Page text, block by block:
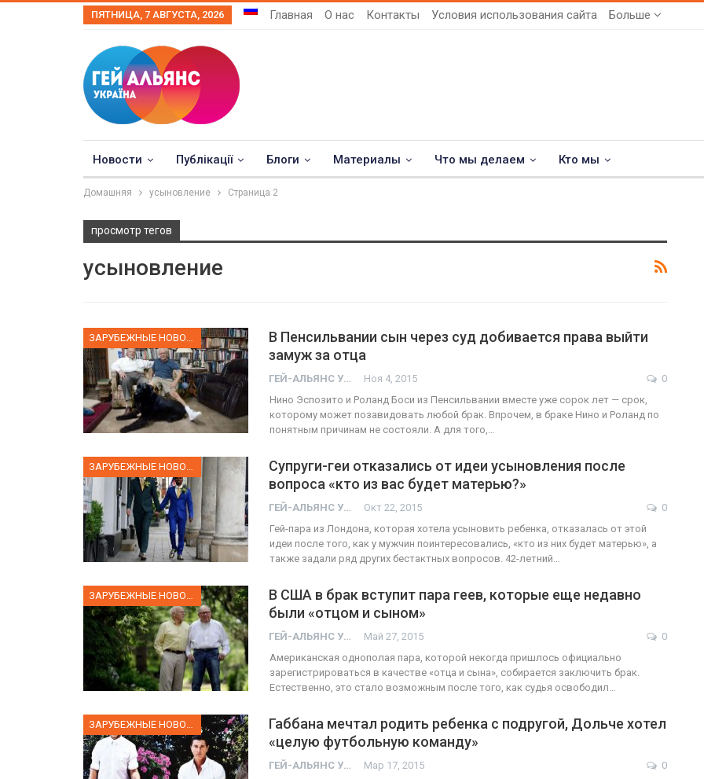
ПЯТНИЦА, 7 АВГУСТА, 2026 Главная О нас Контакты Условия использования сайта Больше
Новости Публікації Блоги Материалы Что мы делаем Кто мы
Домашняя усыновление Страница 2
просмотр тегов
усыновление
В Пенсильвании сын через суд добивается права выйти
замуж за отца
ГЕЙ-АЛЬЯНС УКРАИНА Ноя 4, 2015
0
Нино Эспозито и Роланд Боси из Пенсильвании вместе уже сорок лет — срок,
которому может позавидовать любой брак. Впрочем, в браке Нино и Роланд по
понятным причинам не состояли. А для того,…
Супруги-геи отказались от идеи усыновления после
вопроса «кто из вас будет матерью?»
ГЕЙ-АЛЬЯНС УКРАИНА Окт 22, 2015
0
Гей-пара из Лондона, которая хотела усыновить ребенка, отказалась от этой
идеи после того, как у мужчин поинтересовались, «кто из них будет матерью», а
также задали ряд других бестактных вопросов. 42-летний…
В США в брак вступит пара геев, которые еще недавно
были «отцом и сыном»
ГЕЙ-АЛЬЯНС УКРАИНА Май 27, 2015
0
Американская однополая пара, которой некогда пришлось официально
зарегистрироваться в качестве «отца и сына», собирается заключить брак.
Естественно, это стало возможным после того, как судья освободил…
Габбана мечтал родить ребенка с подругой, Дольче хотел
«целую футбольную команду»
ГЕЙ-АЛЬЯНС УКРАИНА Мар 17, 2015
0
Авиве собрал 200
Июн 10, 2017 0
ФОТО
Июл 27, 2017 0
ФОТО
В Берлине
легализацию гей-